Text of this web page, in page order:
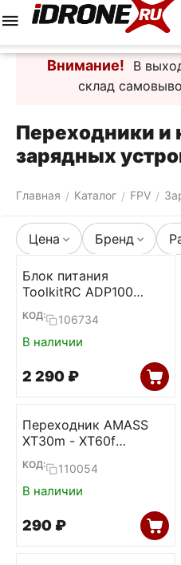
Внимание!
В
склад
Переходники и
зарядных
Главная / Каталог / FPV /
Цена Бренд
Блок питания
ToolkitRC ADP100
100W 20V 5А
КОД: 106734
В наличии
2 290 ₽
Переходник AMASS
XT30m - XT60f
(100mm)
КОД: 110054
В наличии
‍290‍ ₽
Корзина